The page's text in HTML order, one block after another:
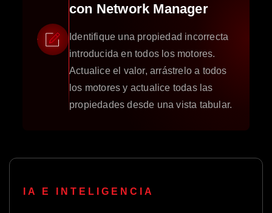
con Network Manager
Identifique una propiedad incorrecta
introducida en todos los motores.
Actualice el valor, arrástrelo a todos
los motores y actualice todas las
propiedades desde una vista tabular.
IA E INTELIGENCIA